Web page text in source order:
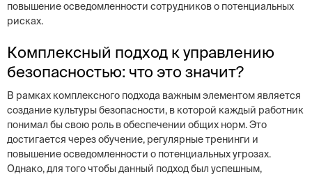
повышение осведомленности сотрудников о потенциальных
рисках.
Комплексный подход к управлению
безопасностью: что это значит?
В рамках комплексного подхода важным элементом является
создание культуры безопасности, в которой каждый работник
понимал бы свою роль в обеспечении общих норм. Это
достигается через обучение, регулярные тренинги и
повышение осведомленности о потенциальных угрозах.
Однако, для того чтобы данный подход был успешным,